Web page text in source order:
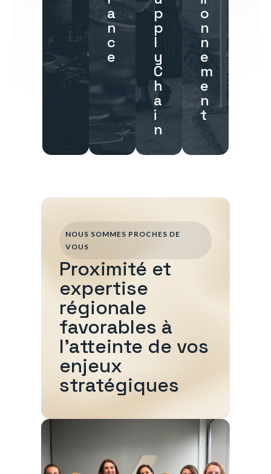
a
n
c
e
p
p
l
y
C
h
a
i
n
o
n
n
e
m
e
n
t
NOUS SOMMES PROCHES DE
VOUS
Proximité et
expertise
régionale
favorables à
l'atteinte de vos
enjeux
stratégiques